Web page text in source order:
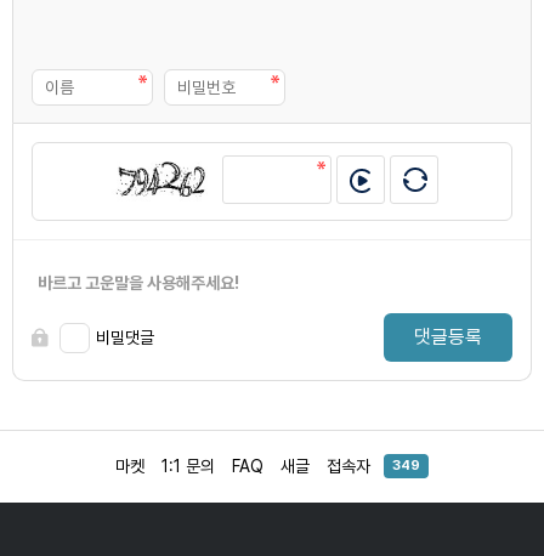
바르고 고운말을 사용해주세요!
비밀댓글 댓글등록
마켓 1:1 문의 FAQ 새글 접속자 349